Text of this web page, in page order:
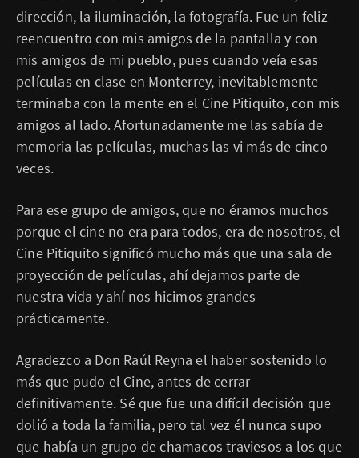
dirección, la iluminación, la fotografía. Fue un feliz
reencuentro con mis amigos de la pantalla y con
mis amigos de mi pueblo, pues cuando veía esas
películas en clase en Monterrey, inevitablemente
terminaba con la mente en el Cine Pitiquito, con mis
amigos al lado. Afortunadamente me las sabía de
memoria las películas, muchas las vi más de cinco
veces.
Para ese grupo de amigos, que no éramos muchos
porque el cine no era para todos, era de nosotros, el
Cine Pitiquito significó mucho más que una sala de
proyección de películas, ahí dejamos parte de
nuestra vida y ahí nos hicimos grandes
prácticamente.
Agradezco a Don Raúl Reyna el haber sostenido lo
más que pudo el Cine, antes de cerrar
definitivamente. Sé que fue una difícil decisión que
dolió a toda la familia, pero tal vez él nunca supo
que había un grupo de chamacos traviesos a los que